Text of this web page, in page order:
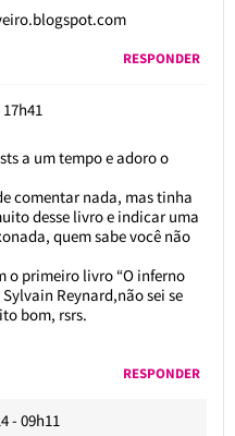
RESPONDER
a um tempo e adoro o
comentar nada, mas tinha
desse livro e indicar uma
quem sabe você não
o primeiro livro “O inferno
Reynard,não sei se
bom, rsrs.
RESPONDER
- 09h11